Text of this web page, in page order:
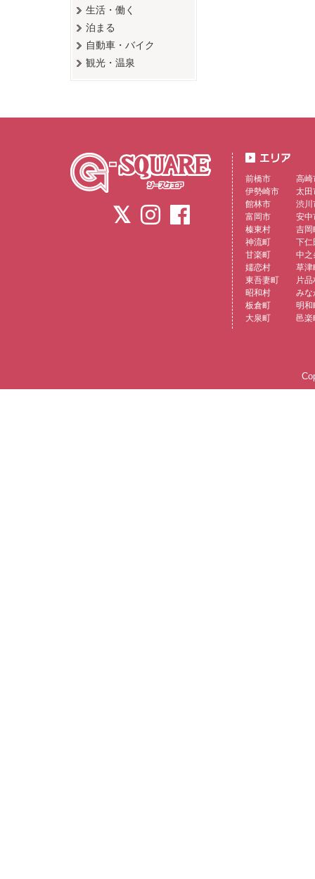
生活・働く
泊まる
自動車・バイク
観光・温泉
前橋市
高崎
伊勢崎市
太田
館林市
渋川
富岡市
安中
榛東村
吉岡
神流町
下仁
甘楽町
中之
嬬恋村
草津
東吾妻町
片品
昭和村
みな
板倉町
明和
大泉町
邑楽